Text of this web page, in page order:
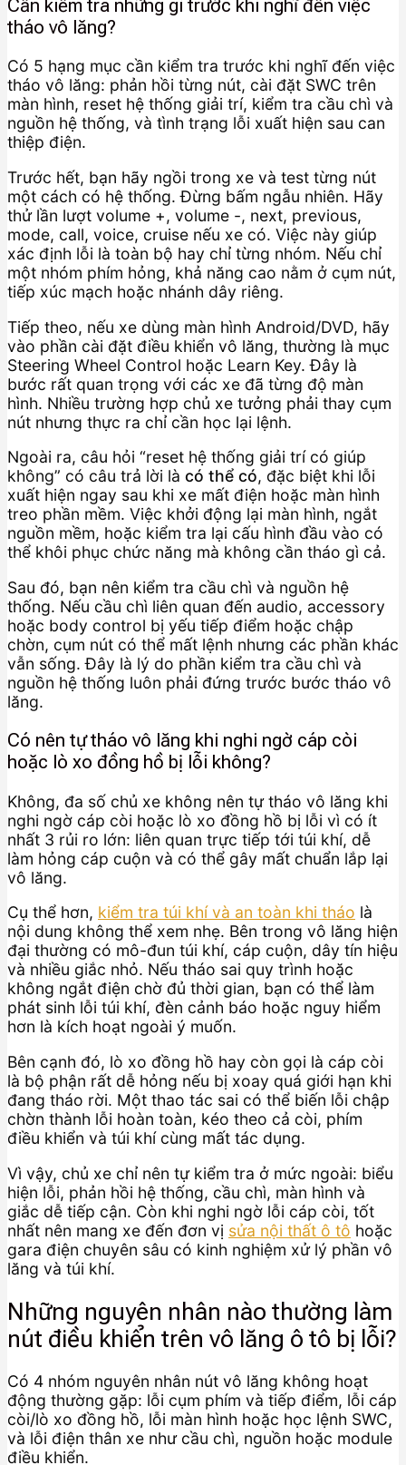
Cần kiểm tra những gì trước khi nghĩ đến việc
tháo vô lăng?
Có 5 hạng mục cần kiểm tra trước khi nghĩ đến việc
tháo vô lăng: phản hồi từng nút, cài đặt SWC trên
màn hình, reset hệ thống giải trí, kiểm tra cầu chì và
nguồn hệ thống, và tình trạng lỗi xuất hiện sau can
thiệp điện.
Trước hết, bạn hãy ngồi trong xe và test từng nút
một cách có hệ thống. Đừng bấm ngẫu nhiên. Hãy
thử lần lượt volume +, volume -, next, previous,
mode, call, voice, cruise nếu xe có. Việc này giúp
xác định lỗi là toàn bộ hay chỉ từng nhóm. Nếu chỉ
một nhóm phím hỏng, khả năng cao nằm ở cụm nút,
tiếp xúc mạch hoặc nhánh dây riêng.
Tiếp theo, nếu xe dùng màn hình Android/DVD, hãy
vào phần cài đặt điều khiển vô lăng, thường là mục
Steering Wheel Control hoặc Learn Key. Đây là
bước rất quan trọng với các xe đã từng độ màn
hình. Nhiều trường hợp chủ xe tưởng phải thay cụm
nút nhưng thực ra chỉ cần học lại lệnh.
Ngoài ra, câu hỏi “reset hệ thống giải trí có giúp
không” có câu trả lời là có thể có, đặc biệt khi lỗi
xuất hiện ngay sau khi xe mất điện hoặc màn hình
treo phần mềm. Việc khởi động lại màn hình, ngắt
nguồn mềm, hoặc kiểm tra lại cấu hình đầu vào có
thể khôi phục chức năng mà không cần tháo gì cả.
Sau đó, bạn nên kiểm tra cầu chì và nguồn hệ
thống. Nếu cầu chì liên quan đến audio, accessory
hoặc body control bị yếu tiếp điểm hoặc chập
chờn, cụm nút có thể mất lệnh nhưng các phần khác
vẫn sống. Đây là lý do phần kiểm tra cầu chì và
nguồn hệ thống luôn phải đứng trước bước tháo vô
lăng.
Có nên tự tháo vô lăng khi nghi ngờ cáp còi
hoặc lò xo đồng hồ bị lỗi không?
Không, đa số chủ xe không nên tự tháo vô lăng khi
nghi ngờ cáp còi hoặc lò xo đồng hồ bị lỗi vì có ít
nhất 3 rủi ro lớn: liên quan trực tiếp tới túi khí, dễ
làm hỏng cáp cuộn và có thể gây mất chuẩn lắp lại
vô lăng.
Cụ thể hơn, kiểm tra túi khí và an toàn khi tháo là
nội dung không thể xem nhẹ. Bên trong vô lăng hiện
đại thường có mô-đun túi khí, cáp cuộn, dây tín hiệu
và nhiều giắc nhỏ. Nếu tháo sai quy trình hoặc
không ngắt điện chờ đủ thời gian, bạn có thể làm
phát sinh lỗi túi khí, đèn cảnh báo hoặc nguy hiểm
hơn là kích hoạt ngoài ý muốn.
Bên cạnh đó, lò xo đồng hồ hay còn gọi là cáp còi
là bộ phận rất dễ hỏng nếu bị xoay quá giới hạn khi
đang tháo rời. Một thao tác sai có thể biến lỗi chập
chờn thành lỗi hoàn toàn, kéo theo cả còi, phím
điều khiển và túi khí cùng mất tác dụng.
Vì vậy, chủ xe chỉ nên tự kiểm tra ở mức ngoài: biểu
hiện lỗi, phản hồi hệ thống, cầu chì, màn hình và
giắc dễ tiếp cận. Còn khi nghi ngờ lỗi cáp còi, tốt
nhất nên mang xe đến đơn vị sửa nội thất ô tô hoặc
gara điện chuyên sâu có kinh nghiệm xử lý phần vô
lăng và túi khí.
Những nguyên nhân nào thường làm
nút điều khiển trên vô lăng ô tô bị lỗi?
Có 4 nhóm nguyên nhân nút vô lăng không hoạt
động thường gặp: lỗi cụm phím và tiếp điểm, lỗi cáp
còi/lò xo đồng hồ, lỗi màn hình hoặc học lệnh SWC,
và lỗi điện thân xe như cầu chì, nguồn hoặc module
điều khiển.